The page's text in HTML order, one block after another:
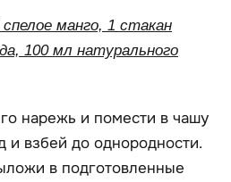
спелое манго, 1 стакан
100 мл натурального
нарежь и помести в чашу
и взбей до однородности.
в подготовленные